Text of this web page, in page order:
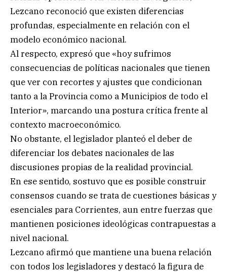
Lezcano reconoció que existen diferencias
profundas, especialmente en relación con el
modelo económico nacional.
Al respecto, expresó que «hoy sufrimos
consecuencias de políticas nacionales que tienen
que ver con recortes y ajustes que condicionan
tanto a la Provincia como a Municipios de todo el
Interior», marcando una postura crítica frente al
contexto macroeconómico.
No obstante, el legislador planteó el deber de
diferenciar los debates nacionales de las
discusiones propias de la realidad provincial.
En ese sentido, sostuvo que es posible construir
consensos cuando se trata de cuestiones básicas y
esenciales para Corrientes, aun entre fuerzas que
mantienen posiciones ideológicas contrapuestas a
nivel nacional.
Lezcano afirmó que mantiene una buena relación
con todos los legisladores y destacó la figura de